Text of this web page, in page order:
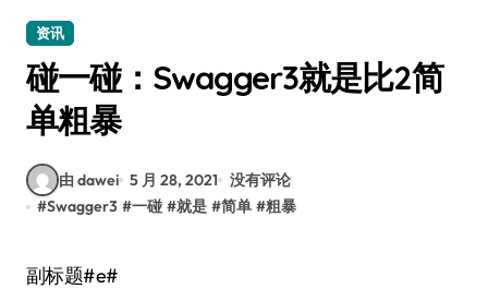
资讯
碰一碰：Swagger3就是比2简
单粗暴
由 dawei 5 月 28, 2021 没有评论
#Swagger3 #一碰 #就是 #简单 #粗暴
副标题#e#